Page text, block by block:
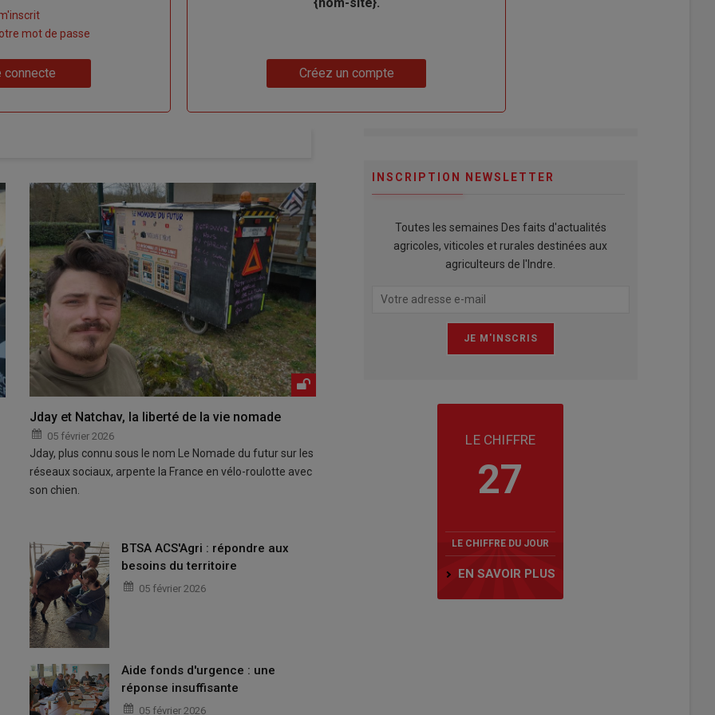
mot de passe
connecte Créez un compte
Jday et Natchav, la liberté de la vie nomade
05 février 2026
Jday, plus connu sous le nom Le Nomade du futur sur les
réseaux sociaux, arpente la France en vélo-roulotte avec
son chien.
BTSA ACS'Agri : répondre aux
besoins du territoire
05 février 2026
Aide fonds d'urgence : une
réponse insuffisante
05 février 2026
INSCRIPTION NEWSLETTER
Toutes les semaines Des faits d'actualités
agricoles, viticoles et rurales destinées aux
agriculteurs de l'Indre.
LE CHIFFRE
27
LE CHIFFRE DU JOUR
EN SAVOIR PLUS